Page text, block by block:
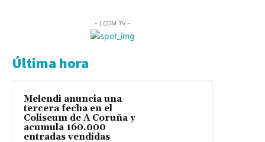
- LCDM TV -
Última hora
Melendi anuncia una
tercera fecha en el
Coliseum de A Coruña y
acumula 160.000
entradas vendidas